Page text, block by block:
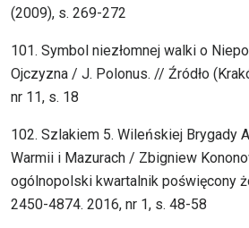
(2009), s. 269-272
101. Symbol niezłomnej walki o
Ojczyzna / J. Polonus. // Źródło
nr 11, s. 18
102. Szlakiem 5. Wileńskiej Brygady
Warmii i Mazurach / Zbigniew
ogólnopolski kwartalnik poświęcony
2450-4874. 2016, nr 1, s. 48-58